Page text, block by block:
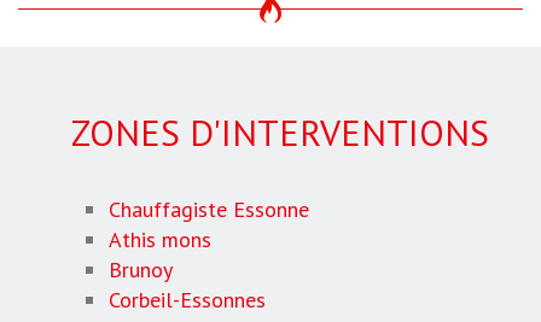
ZONES D'INTERVENTIONS
Chauffagiste Essonne
Athis mons
Brunoy
Corbeil-Essonnes